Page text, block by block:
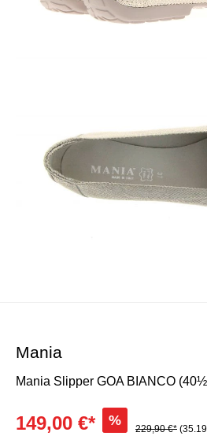
Mania
Mania Slipper GOA BIANCO
149,00 €* %
229,90 €*